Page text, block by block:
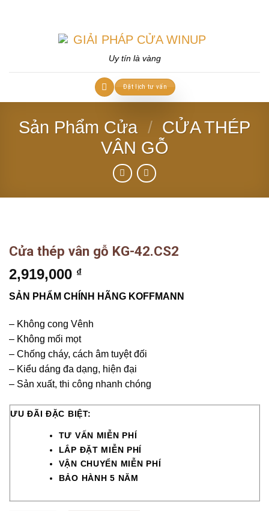
Uy tín là vàng
Đặt lịch tư vấn
Sản Phẩm Cửa / CỬA THÉP
VÂN GỖ
Cửa thép vân gỗ KG-42.CS2
2,919,000 ₫
SẢN PHẨM CHÍNH HÃNG KOFFMANN
– Không cong Vênh
– Không mối mọt
– Chống cháy, cách âm tuyệt đối
– Kiểu dáng đa dạng, hiện đại
– Sản xuất, thi công nhanh chóng
ƯU ĐÃI ĐẶC BIỆT:
TƯ VẤN MIỄN PHÍ
LẮP ĐẶT MIỄN PHÍ
VẬN CHUYỂN MIỄN PHÍ
BẢO HÀNH 5 NĂM